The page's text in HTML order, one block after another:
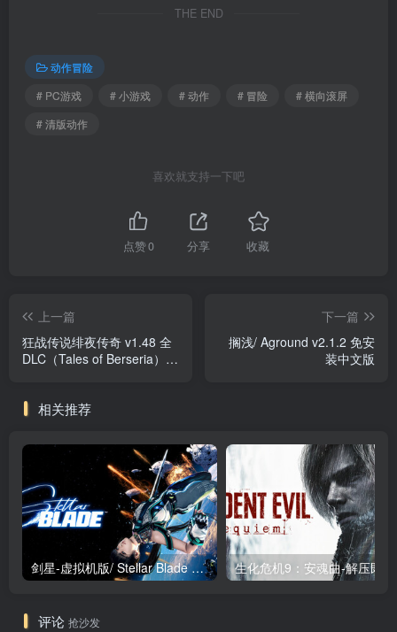
THE END
动作冒险
# PC游戏
# 小游戏 # 动作 # 冒险
# 横向滚屏
# 清版动作
喜欢就支持一下吧
点赞0 分享 收藏
上一篇
狂战传说绯夜传奇 v1.48 全
DLC（Tales of Berseria）免
下一篇
搁浅/ Aground v2.1.2 免安
装中文版
相关推荐
剑星-虚拟机版/ Stellar Blade v1.4.1|Build.19963153 终极版新补丁 送修改器 免安装中文版
评论 抢沙发